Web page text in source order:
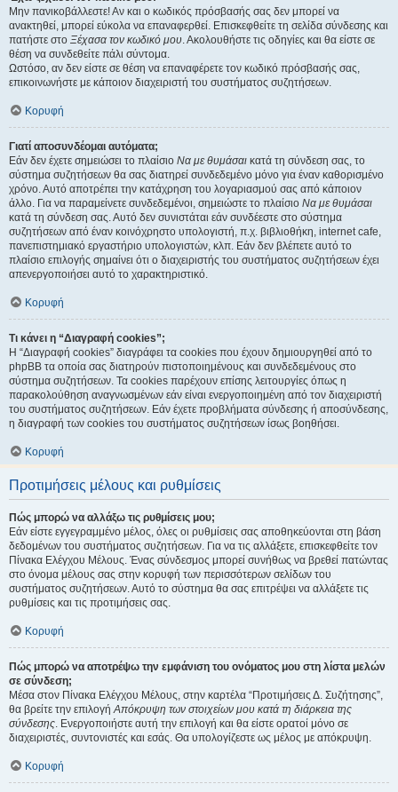
Μην πανικοβάλλεστε! Αν και ο κωδικός πρόσβασής σας δεν μπορεί να
ανακτηθεί, μπορεί εύκολα να επαναφερθεί. Επισκεφθείτε τη σελίδα σύνδεσης και
πατήστε στο Ξέχασα τον κωδικό μου. Ακολουθήστε τις οδηγίες και θα είστε σε
θέση να συνδεθείτε πάλι σύντομα.
Ωστόσο, αν δεν είστε σε θέση να επαναφέρετε τον κωδικό πρόσβασής σας,
επικοινωνήστε με κάποιον διαχειριστή του συστήματος συζητήσεων.
Κορυφή
Γιατί αποσυνδέομαι αυτόματα;
Εάν δεν έχετε σημειώσει το πλαίσιο Να με θυμάσαι κατά τη σύνδεση σας, το
σύστημα συζητήσεων θα σας διατηρεί συνδεδεμένο μόνο για έναν καθορισμένο
χρόνο. Αυτό αποτρέπει την κατάχρηση του λογαριασμού σας από κάποιον
άλλο. Για να παραμείνετε συνδεδεμένοι, σημειώστε το πλαίσιο Να με θυμάσαι
κατά τη σύνδεση σας. Αυτό δεν συνιστάται εάν συνδέεστε στο σύστημα
συζητήσεων από έναν κοινόχρηστο υπολογιστή, π.χ. βιβλιοθήκη, internet cafe,
πανεπιστημιακό εργαστήριο υπολογιστών, κλπ. Εάν δεν βλέπετε αυτό το
πλαίσιο επιλογής σημαίνει ότι ο διαχειριστής του συστήματος συζητήσεων έχει
απενεργοποιήσει αυτό το χαρακτηριστικό.
Κορυφή
Τι κάνει η “Διαγραφή cookies”;
Η “Διαγραφή cookies” διαγράφει τα cookies που έχουν δημιουργηθεί από το
phpBB τα οποία σας διατηρούν πιστοποιημένους και συνδεδεμένους στο
σύστημα συζητήσεων. Τα cookies παρέχουν επίσης λειτουργίες όπως η
παρακολούθηση αναγνωσμένων εάν είναι ενεργοποιημένη από τον διαχειριστή
του συστήματος συζητήσεων. Εάν έχετε προβλήματα σύνδεσης ή αποσύνδεσης,
η διαγραφή των cookies του συστήματος συζητήσεων ίσως βοηθήσει.
Κορυφή
Προτιμήσεις μέλους και ρυθμίσεις
Πώς μπορώ να αλλάξω τις ρυθμίσεις μου;
Εάν είστε εγγεγραμμένο μέλος, όλες οι ρυθμίσεις σας αποθηκεύονται στη βάση
δεδομένων του συστήματος συζητήσεων. Για να τις αλλάξετε, επισκεφθείτε τον
Πίνακα Ελέγχου Μέλους. Ένας σύνδεσμος μπορεί συνήθως να βρεθεί πατώντας
στο όνομα μέλους σας στην κορυφή των περισσότερων σελίδων του
συστήματος συζητήσεων. Αυτό το σύστημα θα σας επιτρέψει να αλλάξετε τις
ρυθμίσεις και τις προτιμήσεις σας.
Κορυφή
Πώς μπορώ να αποτρέψω την εμφάνιση του ονόματος μου στη λίστα μελών
σε σύνδεση;
Μέσα στον Πίνακα Ελέγχου Μέλους, στην καρτέλα “Προτιμήσεις Δ. Συζήτησης”,
θα βρείτε την επιλογήΑπόκρυψη των στοιχείων μου κατά τη διάρκεια της
σύνδεσης. Ενεργοποιήστε αυτή την επιλογή και θα είστε ορατοί μόνο σε
διαχειριστές, συντονιστές και εσάς. Θα υπολογίζεστε ως μέλος με απόκρυψη.
Κορυφή